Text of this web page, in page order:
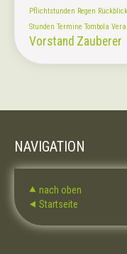
Pflichtstunden Regen Rückblick
Stunden Termine Tombola
Vorstand Zauberer
NAVIGATION
⯅ nach oben
⯇ Startseite